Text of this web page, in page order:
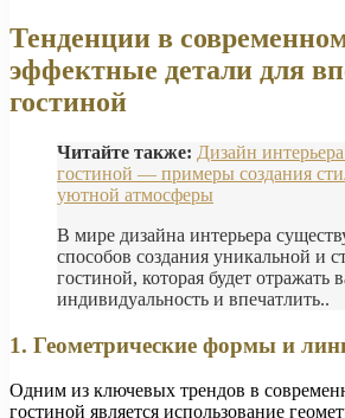
Тенденции в
эффектные детали для
гостиной
Читайте также: Дизайн
гостиной — примеры создания
уютной атмосферы
В мире дизайна интерьера
способов создания уникальной и
гостиной, которая будет отражать
индивидуальность и впечатлить..
1. Геометрические формы и
Одним из ключевых трендов в
гостиной является использование